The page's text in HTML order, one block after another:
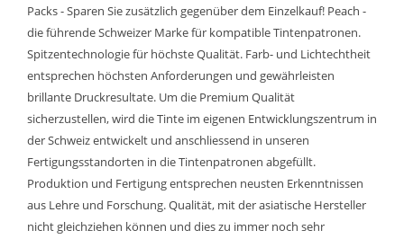
Packs - Sparen Sie zusätzlich gegenüber dem Einzelkauf! Peach -
die führende Schweizer Marke für kompatible Tintenpatronen.
Spitzentechnologie für höchste Qualität. Farb- und Lichtechtheit
entsprechen höchsten Anforderungen und gewährleisten
brillante Druckresultate. Um die Premium Qualität
sicherzustellen, wird die Tinte im eigenen Entwicklungszentrum in
der Schweiz entwickelt und anschliessend in unseren
Fertigungsstandorten in die Tintenpatronen abgefüllt.
Produktion und Fertigung entsprechen neusten Erkenntnissen
aus Lehre und Forschung. Qualität, mit der asiatische Hersteller
nicht gleichziehen können und dies zu immer noch sehr